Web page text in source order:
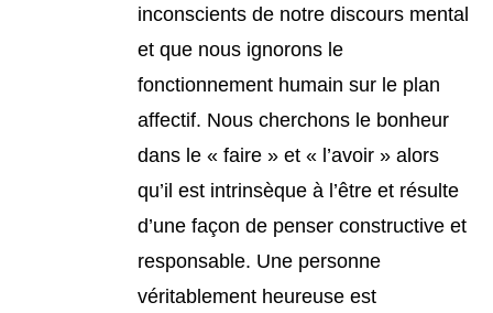
inconscients de notre discours mental
et que nous ignorons le
fonctionnement humain sur le plan
affectif. Nous cherchons le bonheur
dans le « faire » et « l’avoir » alors
qu’il est intrinsèque à l’être et résulte
d’une façon de penser constructive et
responsable. Une personne
véritablement heureuse est